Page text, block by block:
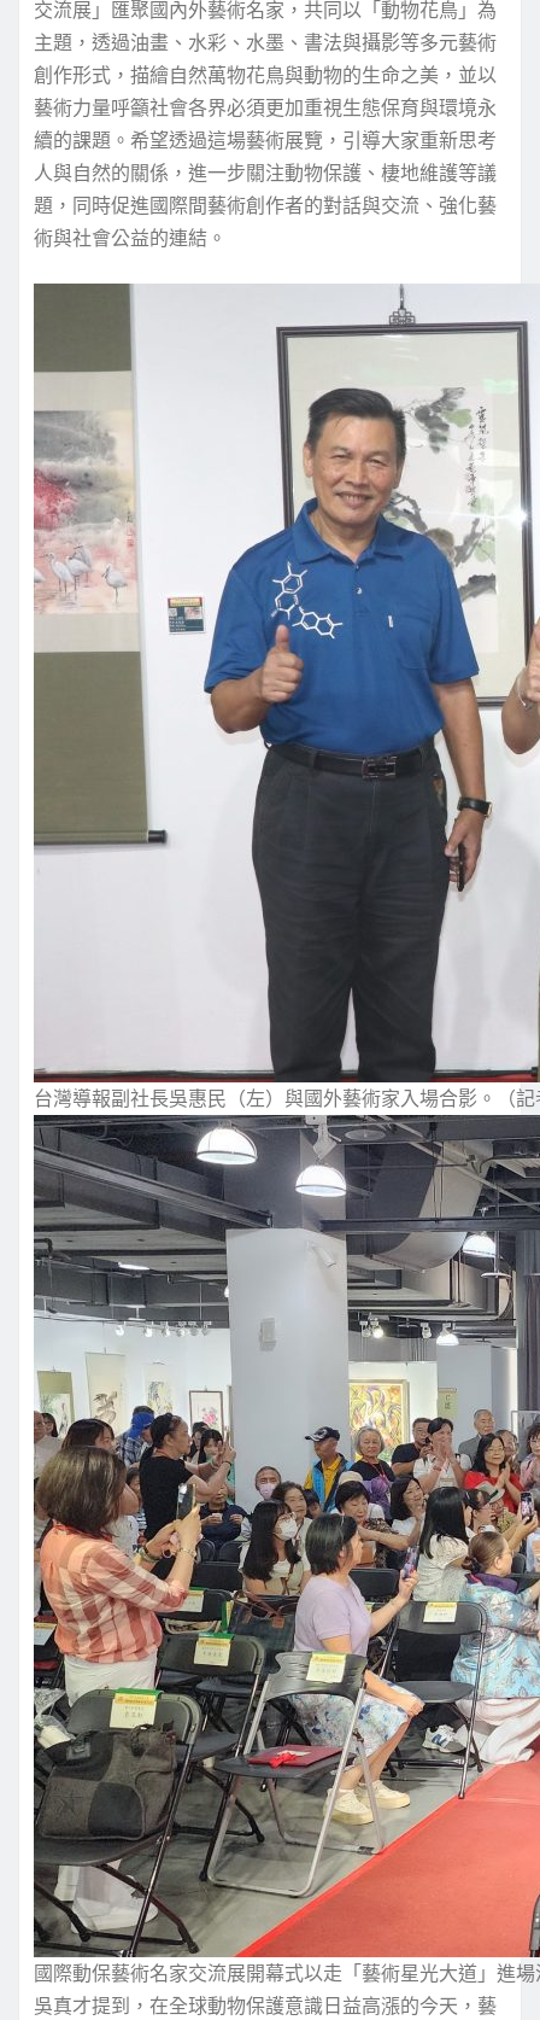
交流展」匯聚國內外藝術名家，共同以「動物花鳥」為
主題，透過油畫、水彩、水墨、書法與攝影等多元藝術
創作形式，描繪自然萬物花鳥與動物的生命之美，並以
藝術力量呼籲社會各界必須更加重視生態保育與環境永
續的課題。希望透過這場藝術展覽，引導大家重新思考
人與自然的關係，進一步關注動物保護、棲地維護等議
題，同時促進國際間藝術創作者的對話與交流、強化藝
術與社會公益的連結。
台灣導報副社長吳惠民（左）與國外藝術家入場合影。（
國際動保藝術名家交流展開幕式以走「藝術星光大道」進
吳真才提到，在全球動物保護意識日益高漲的今天，藝